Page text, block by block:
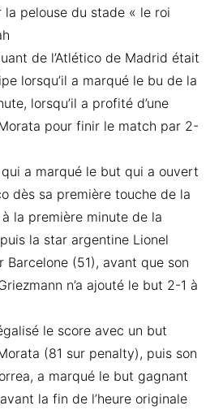
la pelouse du stade « le roi
de l’Atlético de Madrid était
lorsqu’il a marqué le bu de la
lorsqu’il a profité d’une
pour finir le match par 2-
qui a marqué le but qui a ouvert
dès sa première touche de la
la première minute de la
la star argentine Lionel
Barcelone (51), avant que son
n’a ajouté le but 2-1 à
le score avec un but
(81 sur penalty), puis son
a marqué le but gagnant
la fin de l’heure originale